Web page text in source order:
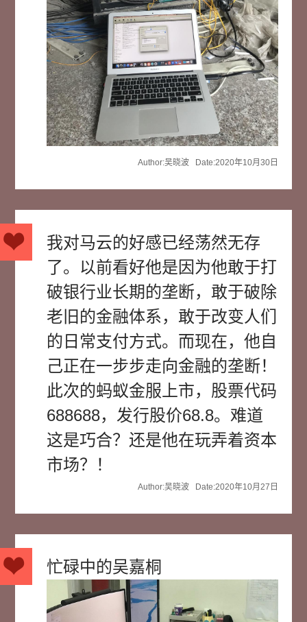
Author:吴晓波 Date:2020年10月30日
我对马云的好感已经荡然无存
了。以前看好他是因为他敢于打
破银行业长期的垄断，敢于破除
老旧的金融体系，敢于改变人们
的日常支付方式。而现在，他自
己正在一步步走向金融的垄断！
此次的蚂蚁金服上市，股票代码
688688，发行股价68.8。难道
这是巧合？还是他在玩弄着资本
市场？！
Author:吴晓波 Date:2020年10月27日
忙碌中的吴嘉桐